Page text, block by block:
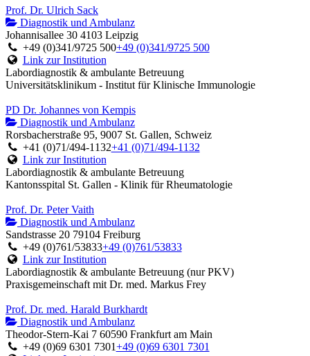
Prof. Dr. Ulrich Sack
Diagnostik und Ambulanz
Johannisallee 30 4103 Leipzig
+49 (0)341/9725 500+49 (0)341/9725 500
Link zur Institution
Labordiagnostik & ambulante Betreuung
Universitätsklinikum - Institut für Klinische Immunologie
PD Dr. Johannes von Kempis
Diagnostik und Ambulanz
Rorsbacherstraße 95, 9007 St. Gallen, Schweiz
+41 (0)71/494-1132+41 (0)71/494-1132
Link zur Institution
Labordiagnostik & ambulante Betreuung
Kantonsspital St. Gallen - Klinik für Rheumatologie
Prof. Dr. Peter Vaith
Diagnostik und Ambulanz
Sandstrasse 20 79104 Freiburg
+49 (0)761/53833+49 (0)761/53833
Link zur Institution
Labordiagnostik & ambulante Betreuung (nur PKV)
Praxisgemeinschaft mit Dr. med. Markus Frey
Prof. Dr. med. Harald Burkhardt
Diagnostik und Ambulanz
Theodor-Stern-Kai 7 60590 Frankfurt am Main
+49 (0)69 6301 7301+49 (0)69 6301 7301